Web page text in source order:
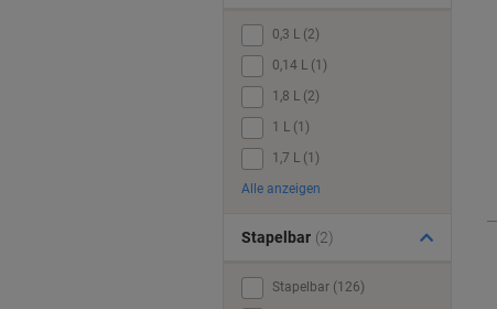
0,3 L (2)
0,14 L (1)
1,8 L (2)
1 L (1)
1,7 L (1)
Alle anzeigen
Stapelbar (2)
Stapelbar (126)